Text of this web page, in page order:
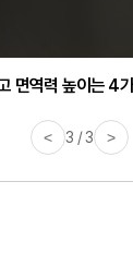
면역력 높이는 4
< 3 / 3 >